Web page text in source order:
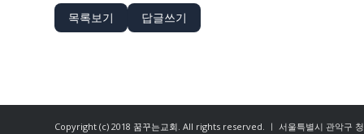
목록보기 답글쓰기
Copyright (c) 2018 꿈꾸는교회. All rights reserved. ㅣ 서울특별시 관악구